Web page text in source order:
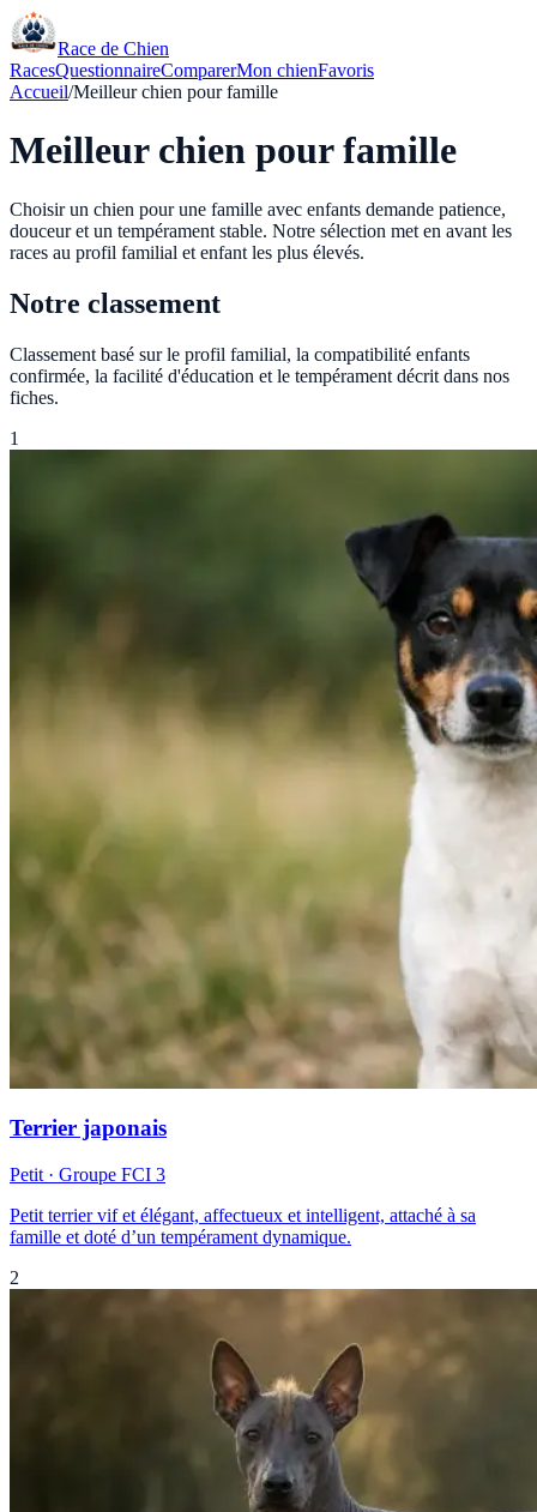
Race de Chien
RacesQuestionnaireComparerMon chienFavoris
Accueil/Meilleur chien pour famille
Meilleur chien pour famille
Choisir un chien pour une famille avec enfants demande patience,
douceur et un tempérament stable. Notre sélection met en avant les
races au profil familial et enfant les plus élevés.
Notre classement
Classement basé sur le profil familial, la compatibilité enfants
confirmée, la facilité d'éducation et le tempérament décrit dans nos
fiches.
1
Terrier japonais
Petit · Groupe FCI 3
Petit terrier vif et élégant, affectueux et intelligent, attaché à sa
famille et doté d’un tempérament dynamique.
2